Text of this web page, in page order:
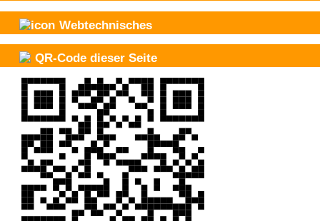
Webtechnisches
QR-Code dieser Seite